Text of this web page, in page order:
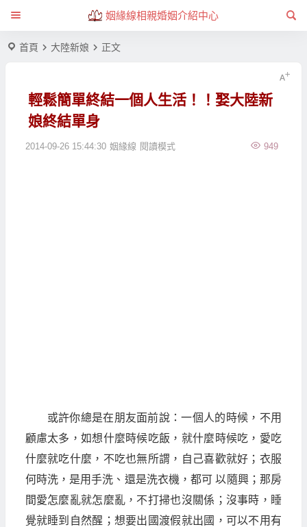
姻緣線相親婚姻介紹中心
首頁 大陸新娘 正文
輕鬆簡單終結一個人生活！！娶大陸新
娘終結單身
2014-09-26 15:44:30 姻緣線 949
閱讀模式
或許你總是在朋友面前說：一個人的時候，不用
顧慮太多，如想什麼時候吃飯，就什麼時候吃，愛吃
什麼就吃什麼，不吃也無所謂，自己喜歡就好；衣服
何時洗，是用手洗、還是洗衣機，都可 以隨興；那房
間愛怎麼亂就怎麼亂，不打掃也沒關係；沒事時，睡
覺就睡到自然醒；想要出國渡假就出國，可以不用有